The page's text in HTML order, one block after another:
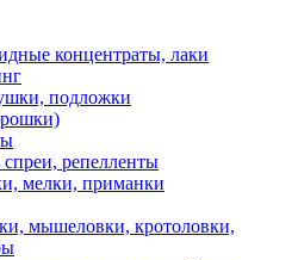
концентраты, лаки
подложки
репелленты
мелки, приманки
мышеловки, кротоловки,